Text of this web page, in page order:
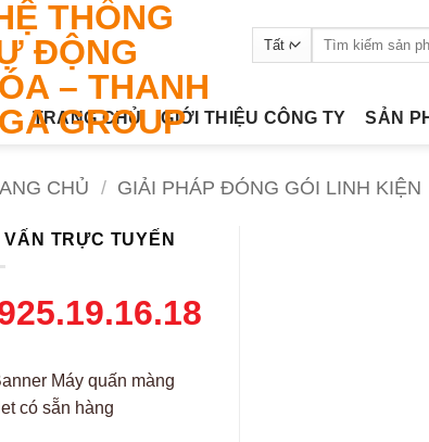
Tìm
TRANG CHỦ GIỚI THIỆU CÔNG TY SẢN
CHỦ / GIẢI PHÁP ĐÓNG GÓI LINH KIỆN
VẤN TRỰC TUYẾN